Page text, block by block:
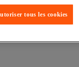
tous les cookies